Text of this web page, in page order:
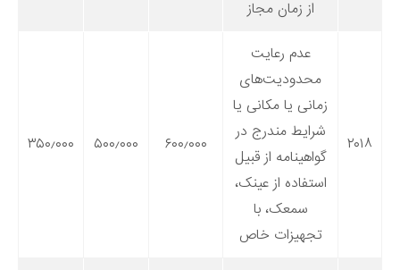
از زمان مجاز
۲۰۱۸
عدم رعایت
محدودیت‌های
زمانی یا مکانی یا
شرایط مندرج در
گواهینامه از قبیل
استفاده از عینک،
سمعک، با
تجهیزات خاص
۶۰۰٫۰۰۰ ۵۰۰٫۰۰۰ ۳۵۰٫۰۰۰